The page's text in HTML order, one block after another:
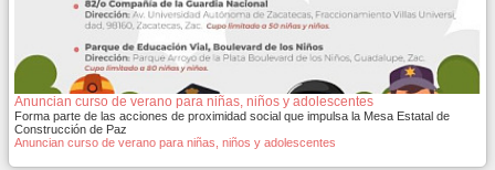
Anuncian curso de verano para niñas, niños y adolescentes
Forma parte de las acciones de proximidad social que impulsa la Mesa Estatal de
Construcción de Paz
Anuncian curso de verano para niñas, niños y adolescentes